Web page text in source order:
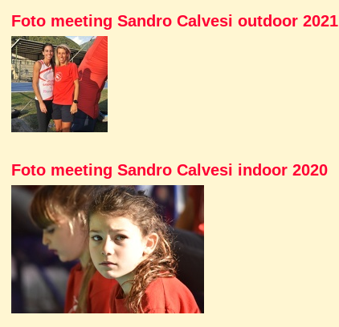
Foto meeting Sandro Calvesi outdoor 2021
Foto meeting Sandro Calvesi indoor 2020